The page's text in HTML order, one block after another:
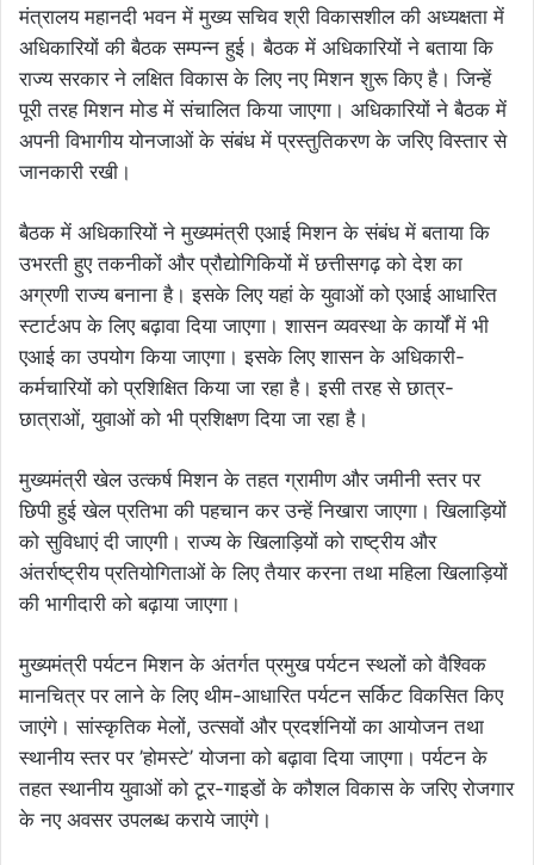
मंत्रालय महानदी भवन में मुख्य सचिव श्री विकासशील की अध्यक्षता में
अधिकारियों की बैठक सम्पन्न हुई। बैठक में अधिकारियों ने बताया कि
राज्य सरकार ने लक्षित विकास के लिए नए मिशन शुरू किए है। जिन्हें
पूरी तरह मिशन मोड में संचालित किया जाएगा। अधिकारियों ने बैठक में
अपनी विभागीय योनजाओं के संबंध में प्रस्तुतिकरण के जरिए विस्तार से
जानकारी रखी।
बैठक में अधिकारियों ने मुख्यमंत्री एआई मिशन के संबंध में बताया कि
उभरती हुए तकनीकों और प्रौद्योगिकियों में छत्तीसगढ़ को देश का
अग्रणी राज्य बनाना है। इसके लिए यहां के युवाओं को एआई आधारित
स्टार्टअप के लिए बढ़ावा दिया जाएगा। शासन व्यवस्था के कार्यों में भी
एआई का उपयोग किया जाएगा। इसके लिए शासन के अधिकारी-
कर्मचारियों को प्रशिक्षित किया जा रहा है। इसी तरह से छात्र-
छात्राओं, युवाओं को भी प्रशिक्षण दिया जा रहा है।
मुख्यमंत्री खेल उत्कर्ष मिशन के तहत ग्रामीण और जमीनी स्तर पर
छिपी हुई खेल प्रतिभा की पहचान कर उन्हें निखारा जाएगा। खिलाड़ियों
को सुविधाएं दी जाएगी। राज्य के खिलाड़ियों को राष्ट्रीय और
अंतर्राष्ट्रीय प्रतियोगिताओं के लिए तैयार करना तथा महिला खिलाड़ियों
की भागीदारी को बढ़ाया जाएगा।
मुख्यमंत्री पर्यटन मिशन के अंतर्गत प्रमुख पर्यटन स्थलों को वैश्विक
मानचित्र पर लाने के लिए थीम-आधारित पर्यटन सर्किट विकसित किए
जाएंगे। सांस्कृतिक मेलों, उत्सवों और प्रदर्शनियों का आयोजन तथा
स्थानीय स्तर पर ’होमस्टे’ योजना को बढ़ावा दिया जाएगा। पर्यटन के
तहत स्थानीय युवाओं को टूर-गाइडों के कौशल विकास के जरिए रोजगार
के नए अवसर उपलब्ध कराये जाएंगे।